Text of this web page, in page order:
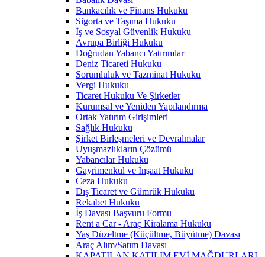
Bankacılık ve Finans Hukuku
Sigorta ve Taşıma Hukuku
İş ve Sosyal Güvenlik Hukuku
Avrupa Birliği Hukuku
Doğrudan Yabancı Yatırımlar
Deniz Ticareti Hukuku
Sorumluluk ve Tazminat Hukuku
Vergi Hukuku
Ticaret Hukuku Ve Şirketler
Kurumsal ve Yeniden Yapılandırma
Ortak Yatırım Girişimleri
Sağlık Hukuku
Şirket Birleşmeleri ve Devralmalar
Uyuşmazlıkların Çözümü
Yabancılar Hukuku
Gayrimenkul ve İnşaat Hukuku
Ceza Hukuku
Dış Ticaret ve Gümrük Hukuku
Rekabet Hukuku
İş Davası Başvuru Formu
Rent a Car - Araç Kiralama Hukuku
Yaş Düzeltme (Küçültme, Büyütme) Davası
Araç Alım/Satım Davası